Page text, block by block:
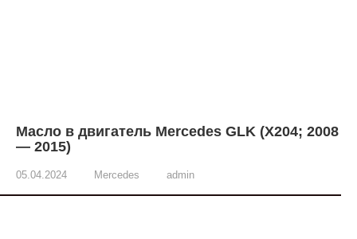
Масло в двигатель Mercedes GLK (X204; 2008
— 2015)
05.04.2024 Mercedes admin